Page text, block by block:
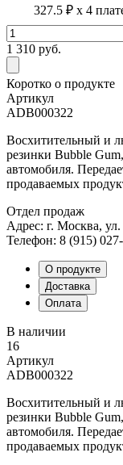
327.5 ₽x 4
1 310 руб.
Коротко о продукте
Артикул
ADB000322
Восхитительный и
резинки Bubble
автомобиля.
продаваемых
Отдел продаж
Адрес: г. Москва,
Телефон: 8 (915)
О продукте
Доставка
Оплата
В наличии
16
Артикул
ADB000322
Восхитительный и
резинки Bubble
автомобиля.
продаваемых